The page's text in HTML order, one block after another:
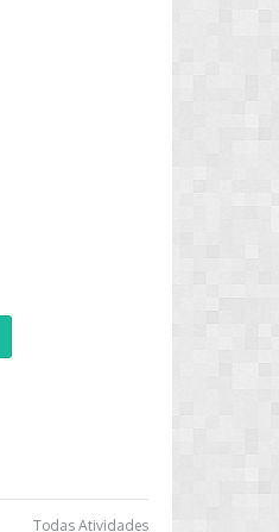
Todas Atividades